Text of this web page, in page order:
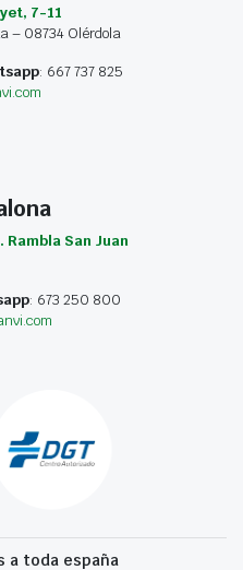
7-11
– 08734 Olérdola
: 667 737 825
Rambla San Juan
: 673 250 800
a toda españa